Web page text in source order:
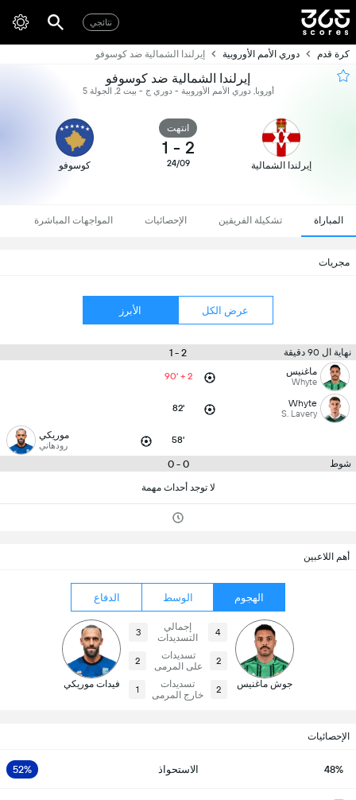
نتائجي
كرة قدم دوري الأمم الأوروبية إيرلندا الشمالية ضد كوسوفو
إيرلندا الشمالية ضد كوسوفو
أوروبا, دوري الأمم الأوروبية - دوري ج - بيت 2, الجولة 5
إيرلندا الشمالية
انتهت
2
-
1
24/09 كوسوفو
المباراة تشكيلة الفريقين الإحصائيات المواجهات المباشرة
مجريات
عرض الكل الأبرز
نهاية ال 90 دقيقة 2 - 1
ماغنيس
Whyte
90' + 2
Whyte
S. Lavery
82'
58' موريكي
رودهاني
شوط 0 - 0
لا توجد أحداث مهمة
أهم اللاعبين
الهجوم الوسط الدفاع
جوش ماغنيس
4
إجمالي
التسديدات
3
2
تسديدات
على المرمى
2
2
تسديدات
خارج المرمى
1 فيدات موريكي
الإحصائيات
48% الاستحواذ 52%